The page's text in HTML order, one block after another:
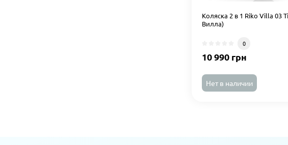
Коляска 2 в 1 Riko Villa 03
Вилла)
0
10 990 грн
Нет в наличии